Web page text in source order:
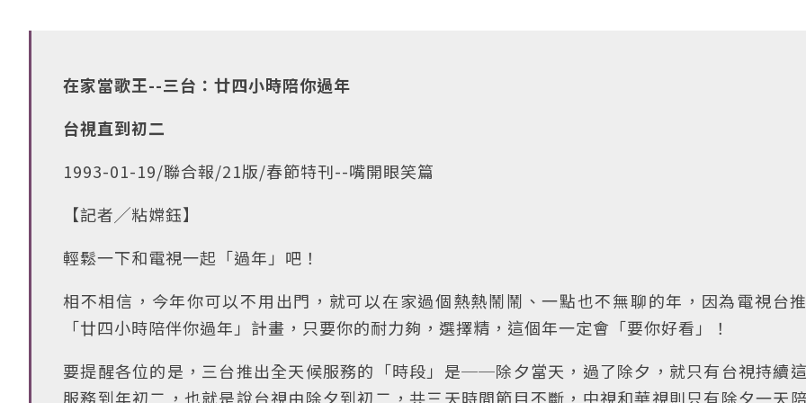
在家當歌王--三台：廿四小時陪你過年
台視直到初二
1993-01-19/聯合報/21版/春節特刊--嘴開眼笑篇
【記者╱粘嫦鈺】
輕鬆一下和電視一起「過年」吧！
相不相信，今年你可以不用出門，就可以在家過個熱熱鬧鬧、一點也不無聊的年，因為電視台
「廿四小時陪伴你過年」計畫，只要你的耐力夠，選擇精，這個年一定會「要你好看」！
要提醒各位的是，三台推出全天候服務的「時段」是──除夕當天，過了除夕，就只有台視持續
服務到年初二，也就是說台視由除夕到初二，共三天時間節目不斷，中視和華視則只有除夕一天